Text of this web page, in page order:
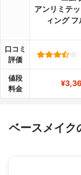
アンリミテ
ィング フ
口コミ
評価
値段
料金
ベースメイク